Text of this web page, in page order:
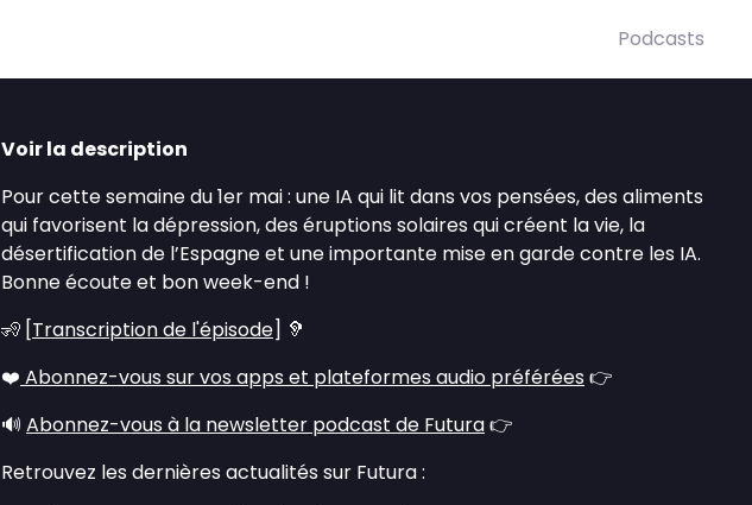
Podcasts
Voir la description
Pour cette semaine du 1er mai : une IA qui lit dans vos pensées, des aliments
qui favorisent la dépression, des éruptions solaires qui créent la vie, la
désertification de l’Espagne et une importante mise en garde contre les IA.
Bonne écoute et bon week-end !
🧏 [Transcription de l'épisode] 🦻
❤️ Abonnez-vous sur vos apps et plateformes audio préférées 👉
🔊 Abonnez-vous à la newsletter podcast de Futura👉
Retrouvez les dernières actualités sur Futura :